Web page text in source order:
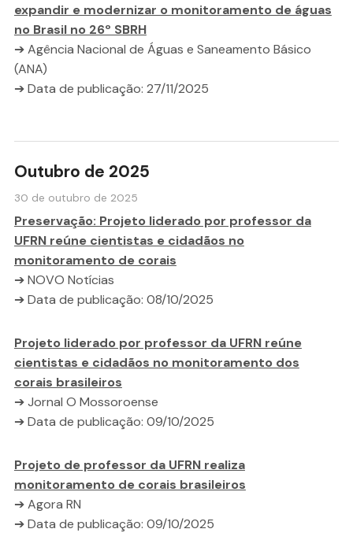
expandir e modernizar o monitoramento de águas
no Brasil no 26º SBRH
➔ Agência Nacional de Águas e Saneamento Básico
(ANA)
➔ Data de publicação: 27/11/2025
Outubro de 2025
30 de outubro de 2025
Preservação: Projeto liderado por professor da
UFRN reúne cientistas e cidadãos no
monitoramento de corais
➔ NOVO Notícias
➔ Data de publicação: 08/10/2025
Projeto liderado por professor da UFRN reúne
cientistas e cidadãos no monitoramento dos
corais brasileiros
➔ Jornal O Mossoroense
➔ Data de publicação: 09/10/2025
Projeto de professor da UFRN realiza
monitoramento de corais brasileiros
➔ Agora RN
➔ Data de publicação: 09/10/2025